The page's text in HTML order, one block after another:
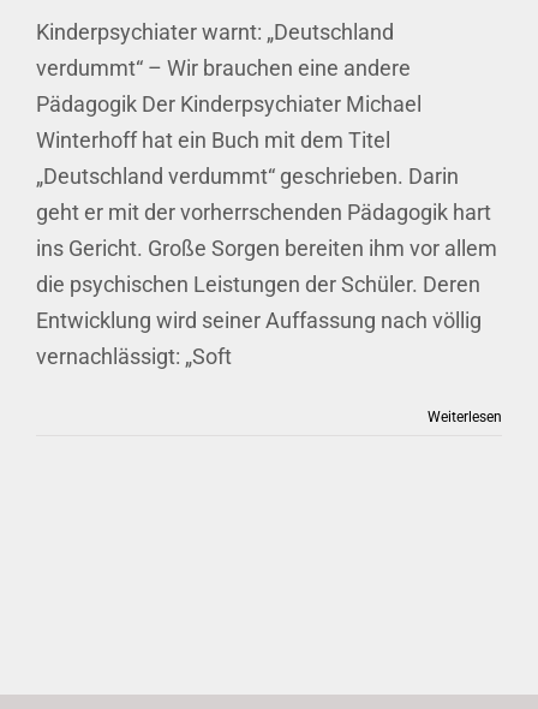
Kinderpsychiater warnt: „Deutschland
verdummt“ – Wir brauchen eine andere
Pädagogik Der Kinderpsychiater Michael
Winterhoff hat ein Buch mit dem Titel
„Deutschland verdummt“ geschrieben. Darin
geht er mit der vorherrschenden Pädagogik hart
ins Gericht. Große Sorgen bereiten ihm vor allem
die psychischen Leistungen der Schüler. Deren
Entwicklung wird seiner Auffassung nach völlig
vernachlässigt: „Soft
Weiterlesen